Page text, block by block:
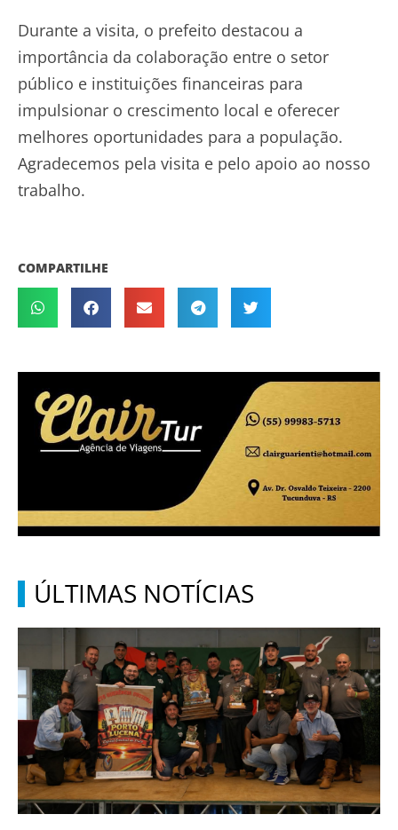
Durante a visita, o prefeito destacou a
importância da colaboração entre o setor
público e instituições financeiras para
impulsionar o crescimento local e oferecer
melhores oportunidades para a população.
Agradecemos pela visita e pelo apoio ao nosso
trabalho.
COMPARTILHE
ÚLTIMAS NOTÍCIAS